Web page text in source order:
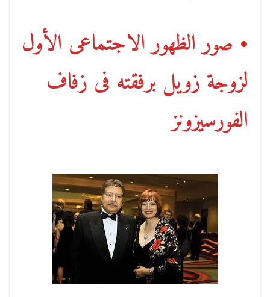
• صور الظهور الاجتماعى الأول
لزوجة زويل برفقته فى زفاف
الفورسيزونز